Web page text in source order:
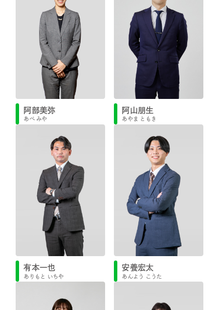
阿部美弥
あべ みや
阿山朋生
あやま ともき
有本一也
ありもと いちや
安養宏太
あんよう こうた